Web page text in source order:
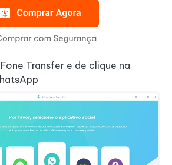
Transfer e de clique na